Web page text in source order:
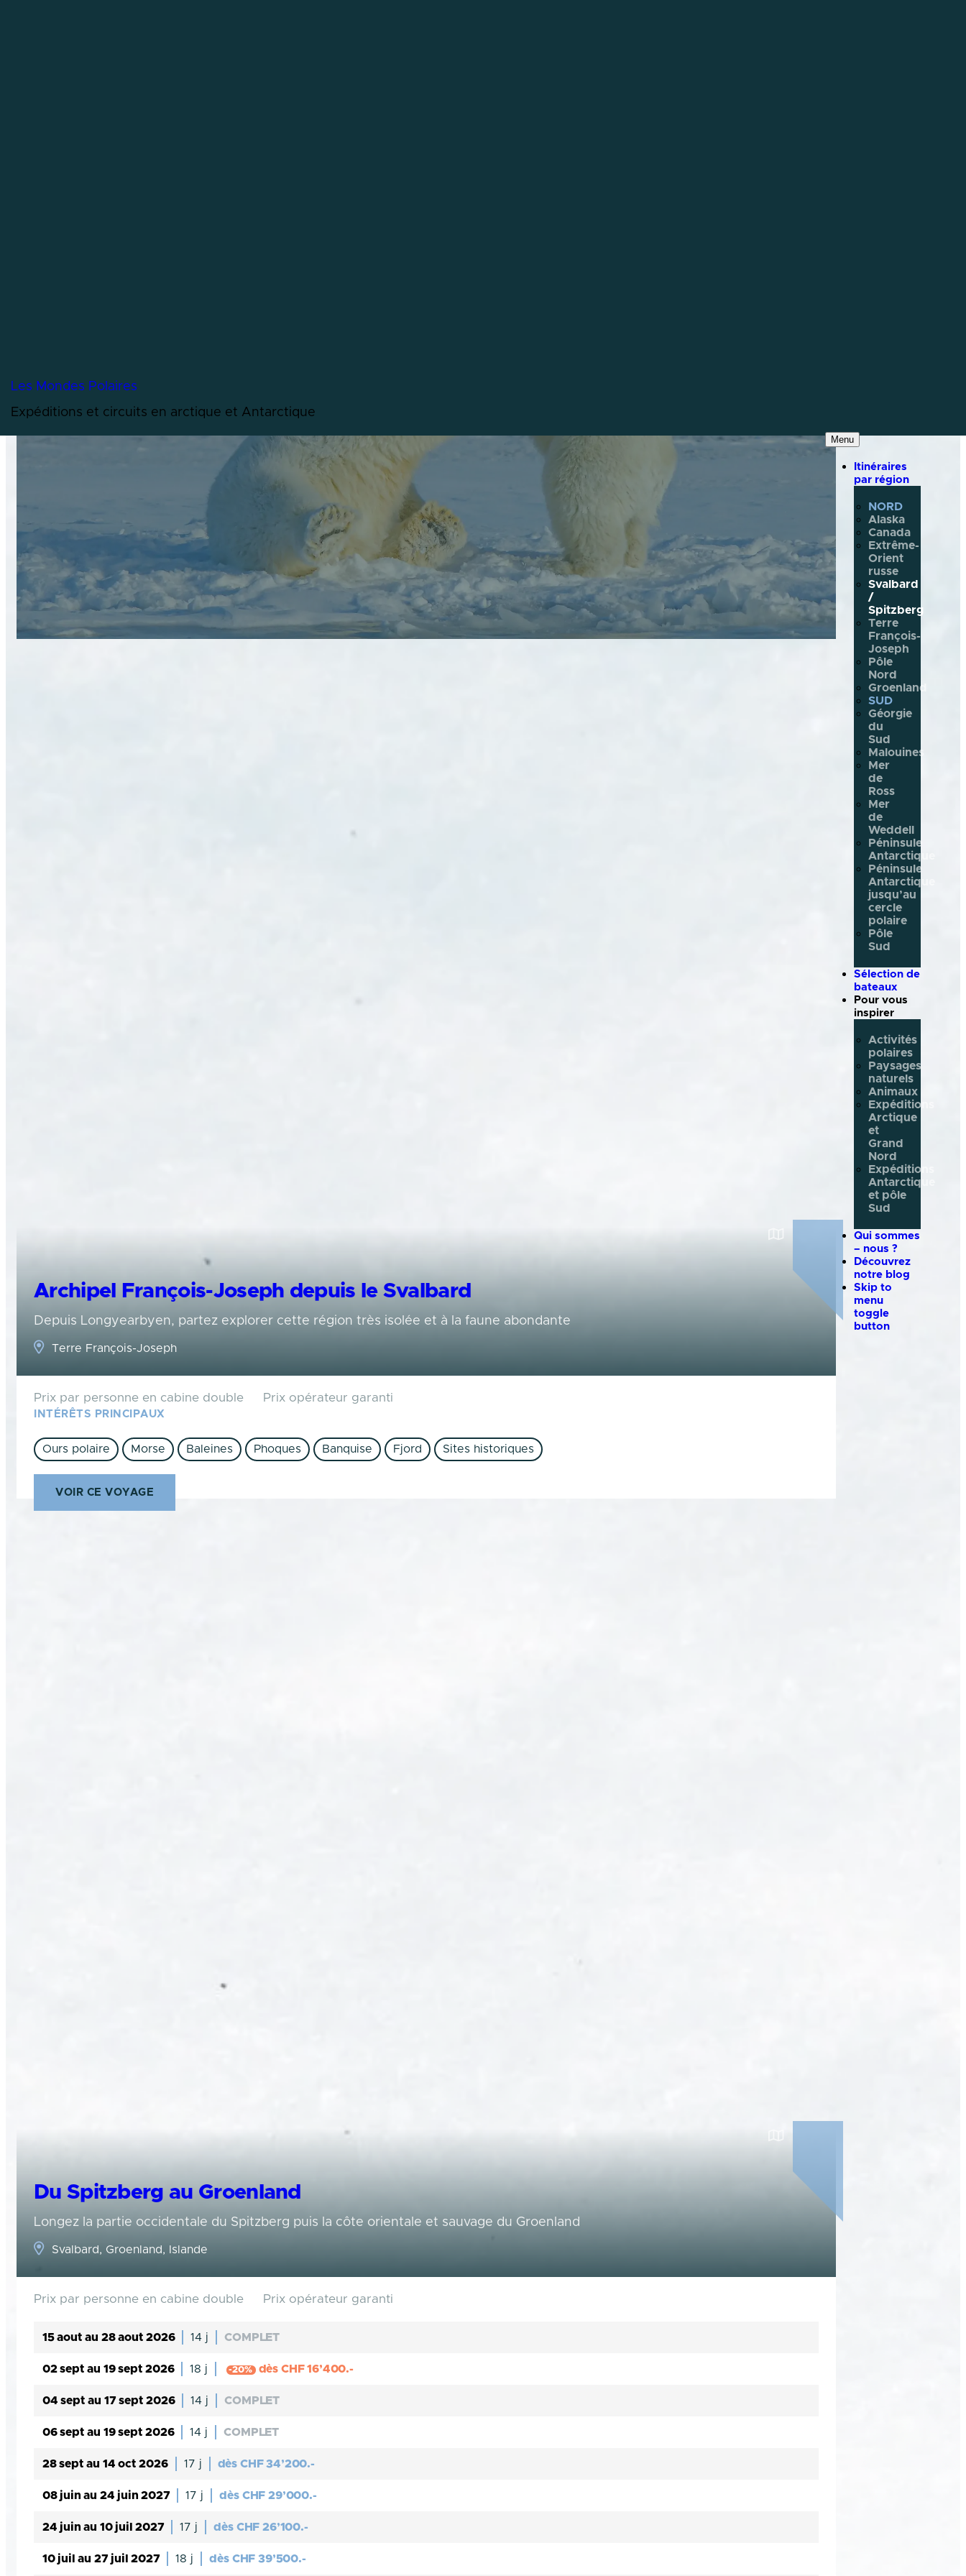
Les Mondes Polaires
Expéditions et circuits en arctique et Antarctique
Menu
Itinéraires
par région
NORD
Alaska
Canada
Extrême-
Orient
russe
Svalbard
/
Spitzberg
Terre
François-
Joseph
Pôle
Nord
Groenland
SUD
Géorgie
du
Sud
Malouines
Mer
de
Ross
Mer
de
Weddell
Péninsule
Antarctique
Péninsule
Antarctique
jusqu’au
cercle
polaire
Pôle
Sud
Sélection de
bateaux
Pour vous
inspirer
Activités
polaires
Paysages
naturels
Animaux
Expéditions
Arctique
et
Grand
Nord
Expéditions
Antarctique
et pôle
Sud
Qui sommes
– nous ?
Découvrez
notre blog
Skip to
menu
toggle
button
Archipel François-Joseph depuis le Svalbard
Depuis Longyearbyen, partez explorer cette région très isolée et à la faune abondante
Terre François-Joseph
Prix par personne en cabine double Prix opérateur garanti
INTÉRÊTS PRINCIPAUX
Ours polaire Morse Baleines Phoques Banquise Fjord Sites historiques
VOIR CE VOYAGE
Du Spitzberg au Groenland
Longez la partie occidentale du Spitzberg puis la côte orientale et sauvage du Groenland
Svalbard, Groenland, Islande
Prix par personne en cabine double Prix opérateur garanti
15 aout au 28 aout 2026 14 j COMPLET
02 sept au 19 sept 2026 18 j -20% dès CHF 16’400.-
04 sept au 17 sept 2026 14 j COMPLET
06 sept au 19 sept 2026 14 j COMPLET
28 sept au 14 oct 2026 17 j dès CHF 34’200.-
08 juin au 24 juin 2027 17 j dès CHF 29’000.-
24 juin au 10 juil 2027 17 j dès CHF 26’100.-
10 juil au 27 juil 2027 18 j dès CHF 39’500.-